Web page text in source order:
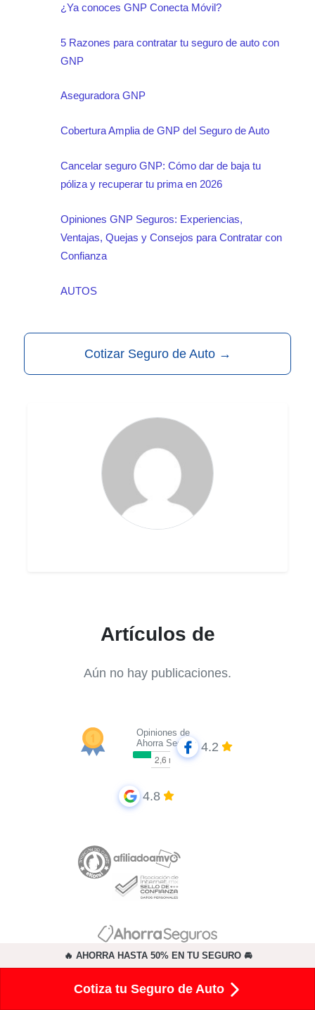
¿Ya conoces GNP Conecta Móvil?
5 Razones para contratar tu seguro de auto con
GNP
Aseguradora GNP
Cobertura Amplia de GNP del Seguro de Auto
Cancelar seguro GNP: Cómo dar de baja tu
póliza y recuperar tu prima en 2026
Opiniones GNP Seguros: Experiencias,
Ventajas, Quejas y Consejos para Contratar con
Confianza
AUTOS
Cotizar Seguro de Auto →
Artículos de
Aún no hay publicaciones.
Opiniones de
Ahorra Seguros 4.2
4.8
🔥 AHORRA HASTA 50% EN TU SEGURO 🚘
Cotiza tu Seguro de Auto